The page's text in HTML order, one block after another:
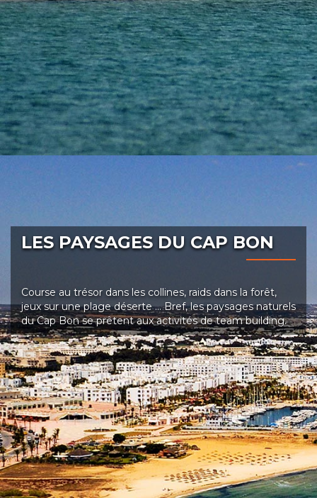
LES PAYSAGES DU CAP BON
Course au trésor dans les collines, raids dans la forêt,
jeux sur une plage déserte … Bref, les paysages naturels
du Cap Bon se prêtent aux activités de team building.